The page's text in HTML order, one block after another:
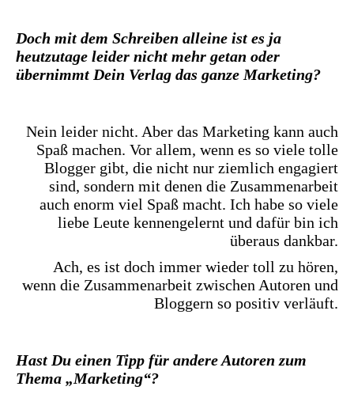
Doch mit dem Schreiben alleine ist es ja
heutzutage leider nicht mehr getan oder
übernimmt Dein Verlag das ganze Marketing?
Nein leider nicht. Aber das Marketing kann auch
Spaß machen. Vor allem, wenn es so viele tolle
Blogger gibt, die nicht nur ziemlich engagiert
sind, sondern mit denen die Zusammenarbeit
auch enorm viel Spaß macht. Ich habe so viele
liebe Leute kennengelernt und dafür bin ich
überaus dankbar.
Ach, es ist doch immer wieder toll zu hören,
wenn die Zusammenarbeit zwischen Autoren und
Bloggern so positiv verläuft.
Hast Du einen Tipp für andere Autoren zum
Thema „Marketing“?